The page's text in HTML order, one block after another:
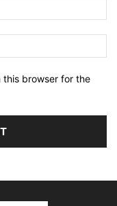
this browser for the